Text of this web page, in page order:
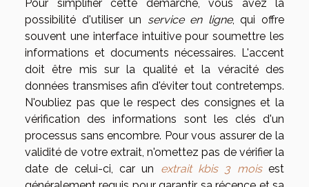
Pour simplifier cette démarche, vous avez la
possibilité d'utiliser un service en ligne, qui offre
souvent une interface intuitive pour soumettre les
informations et documents nécessaires. L'accent
doit être mis sur la qualité et la véracité des
données transmises afin d'éviter tout contretemps.
N'oubliez pas que le respect des consignes et la
vérification des informations sont les clés d'un
processus sans encombre. Pour vous assurer de la
validité de votre extrait, n'omettez pas de vérifier la
date de celui-ci, car un extrait kbis 3 moisest